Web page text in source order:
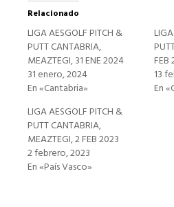
Relacionado
LIGA AESGOLF PITCH &
PUTT CANTABRIA,
MEAZTEGI, 31 ENE 2024
31 enero, 2024
En «Cantabria»
FEB
13
En
LIGA AESGOLF PITCH &
PUTT CANTABRIA,
MEAZTEGI, 2 FEB 2023
2 febrero, 2023
En «País Vasco»